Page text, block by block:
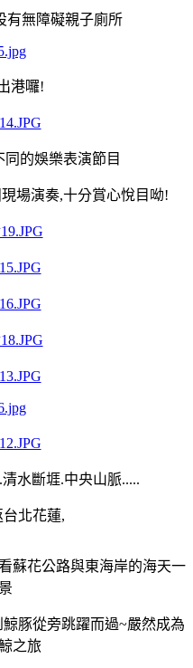
有無障礙親子廁所
港囉!
的娛樂表演節目
場演奏,十分賞心悅目呦!
水斷堐.中央山脈.....
北花蓮,
蘇花公路與東海岸的海天一
豚從旁跳躍而過~嚴然成為
之旅